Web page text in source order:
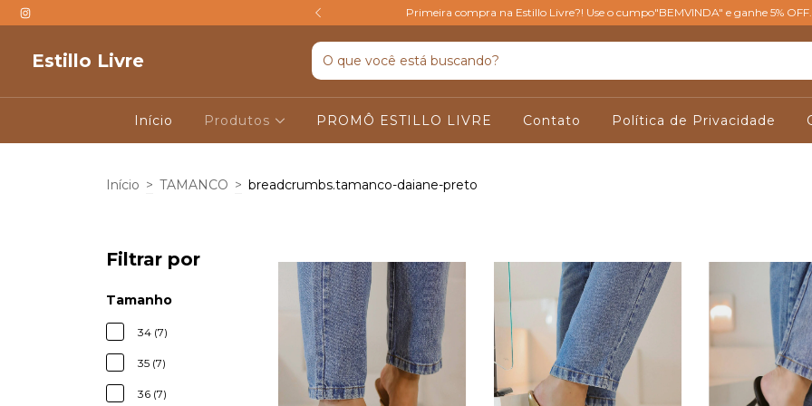
ACIMA DE R$599 Primeira compra na Estillo Livre?! Use o cumpo"BEMVINDA" e ganhe 5% OFF.
Estillo Livre
Início Produtos PROMÔ ESTILLO LIVRE Contato Política de Privacidade
Início > TAMANCO > breadcrumbs.tamanco-daiane-preto
Filtrar por
Tamanho
34 (7)
35 (7)
36 (7)